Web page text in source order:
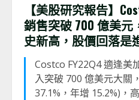
【美股研究報告】
銷售突破 700 億美
史新高，股價回落是
Costco FY22Q4 適逢美
入突破 700 億美元大關
37.1%，年增 15.2%)，